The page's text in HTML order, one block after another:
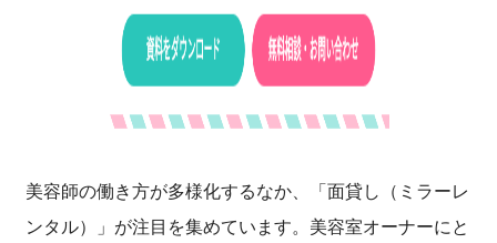
美容師の働き方が多様化するなか、「面貸し（ミラーレ
ンタル）」が注目を集めています。美容室オーナーにと